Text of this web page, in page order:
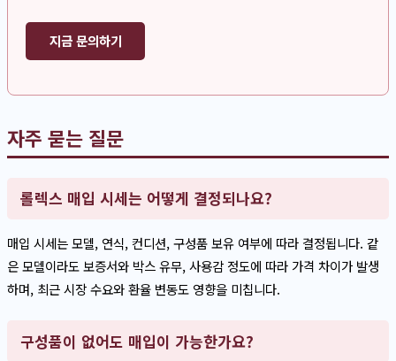
지금 문의하기
자주 묻는 질문
롤렉스 매입 시세는 어떻게 결정되나요?
매입 시세는 모델, 연식, 컨디션, 구성품 보유 여부에 따라 결정됩니다. 같
은 모델이라도 보증서와 박스 유무, 사용감 정도에 따라 가격 차이가 발생
하며, 최근 시장 수요와 환율 변동도 영향을 미칩니다.
구성품이 없어도 매입이 가능한가요?